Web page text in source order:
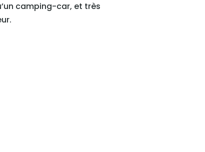
camping-car, et très